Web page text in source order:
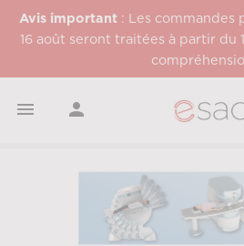
Avis important: Les commandes
16 août seront traitées à partir du
 